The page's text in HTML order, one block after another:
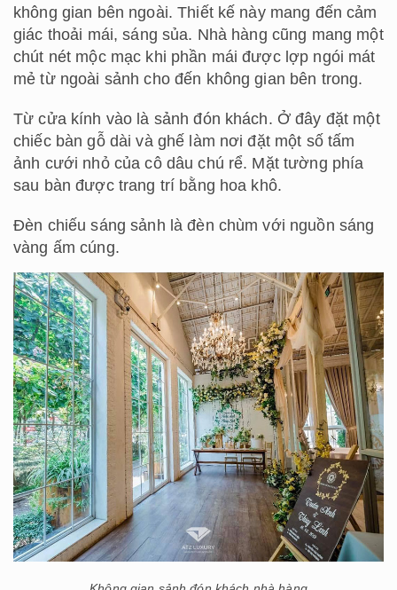
không gian bên ngoài. Thiết kế này mang đến cảm
giác thoải mái, sáng sủa. Nhà hàng cũng mang một
chút nét mộc mạc khi phần mái được lợp ngói mát
mẻ từ ngoài sảnh cho đến không gian bên trong.
Từ cửa kính vào là sảnh đón khách. Ở đây đặt một
chiếc bàn gỗ dài và ghế làm nơi đặt một số tấm
ảnh cưới nhỏ của cô dâu chú rể. Mặt tường phía
sau bàn được trang trí bằng hoa khô.
Đèn chiếu sáng sảnh là đèn chùm với nguồn sáng
vàng ấm cúng.